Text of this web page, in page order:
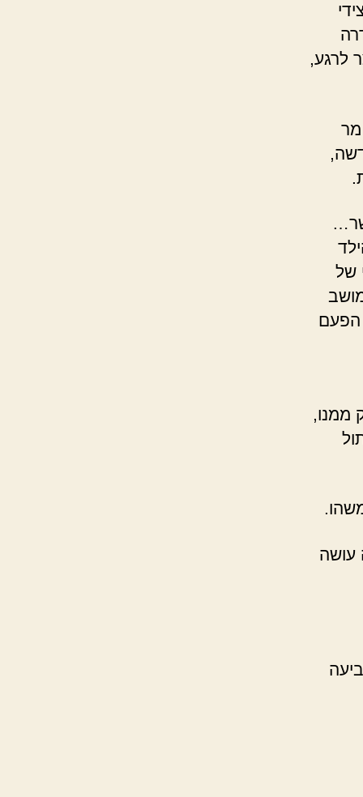
לרגע,
של
הפעם
ממנו,
עושה